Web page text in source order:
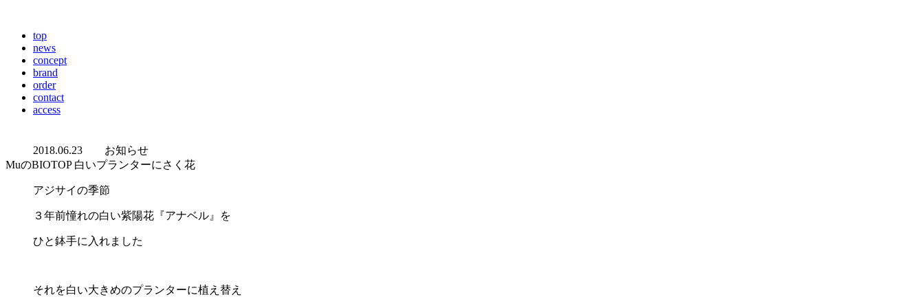
top
news
concept
brand
order
contact
access
2018.06.23 お知らせ
MuのBIOTOP 白いプランターにさく花
アジサイの季節
３年前憧れの白い紫陽花『アナベル』を
ひと鉢手に入れました
それを白い大きめのプランターに植え替え